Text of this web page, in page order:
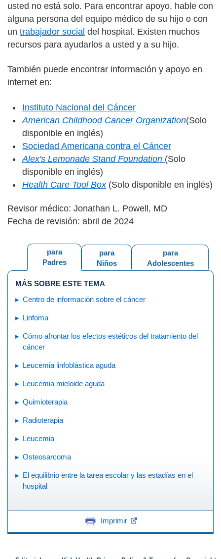
usted no está solo. Para encontrar apoyo, hable con
alguna persona del equipo médico de su hijo o con
un trabajador social del hospital. Existen muchos
recursos para ayudarlos a usted y a su hijo.
También puede encontrar información y apoyo en
internet en:
Instituto Nacional del Cáncer
American Childhood Cancer Organization(Solo
disponible en inglés)
Sociedad Americana contra el Cáncer
Alex's Lemonade Stand Foundation (Solo
disponible en inglés)
Health Care Tool Box(Solo disponible en inglés)
Revisor médico: Jonathan L. Powell, MD
Fecha de revisión: abril de 2024
para
Adolescentes
para
Niños
para
Padres
MÁS SOBRE ESTE TEMA
Centro de información sobre el cáncer
Linfoma
Cómo afrontar los efectos estéticos del tratamiento del
cáncer
Leucemia linfoblástica aguda
Leucemia mieloide aguda
Quimioterapia
Radioterapia
Leucemia
Osteosarcoma
El equilibrio entre la tarea escolar y las estadías en el
hospital
Imprimir